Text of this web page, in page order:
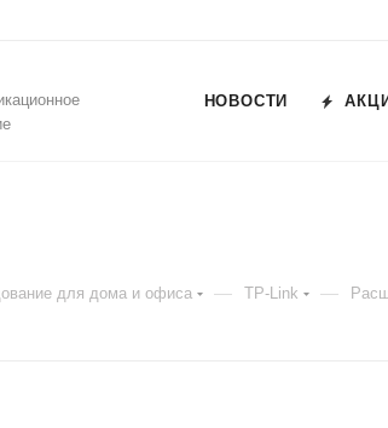
НОВОСТИ
для дома и офиса — TP-Link —